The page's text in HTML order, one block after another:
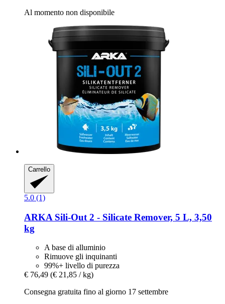
Al momento non disponibile
Carrello
5.0 (1)
ARKA Sili-​Out 2 -​ Silicate Remover, 5 L, 3,50
kg
A base di alluminio
Rimuove gli inquinanti
99%+ livello di purezza
€ 76,49 (€ 21,85 / kg)
Consegna gratuita fino al giorno 17 settembre